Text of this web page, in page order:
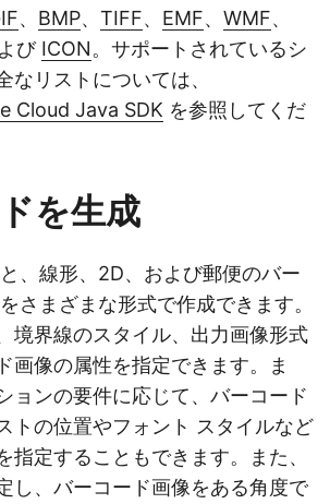
、 BMP、 TIFF、 EMF、 WMF、
び ICON。サポートされているシ
なリストについては、
Cloud Java SDK を参照してくだ
を生成
、線形、2D、および郵便のバー
さまざまな形式で作成できます。
境界線のスタイル、出力画像形式
画像の属性を指定できます。ま
ョンの要件に応じて、バーコード
トの位置やフォント スタイルなど
指定することもできます。また、
し、バーコード画像をある角度で